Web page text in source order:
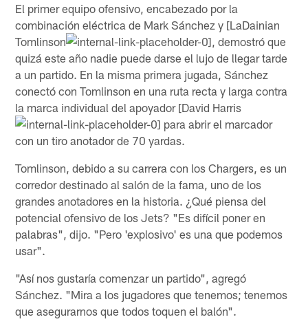
El primer equipo ofensivo, encabezado por la
combinación eléctrica de Mark Sánchez y [LaDainian
Tomlinson
, demostró que
quizá este año nadie puede darse el lujo de llegar tarde
a un partido. En la misma primera jugada, Sánchez
conectó con Tomlinson en una ruta recta y larga contra
la marca individual del apoyador [David Harris
para abrir el marcador
con un tiro anotador de 70 yardas.
Tomlinson, debido a su carrera con los Chargers, es un
corredor destinado al salón de la fama, uno de los
grandes anotadores en la historia. ¿Qué piensa del
potencial ofensivo de los Jets? "Es difícil poner en
palabras", dijo. "Pero 'explosivo' es una que podemos
usar".
"Así nos gustaría comenzar un partido", agregó
Sánchez. "Mira a los jugadores que tenemos; tenemos
que asegurarnos que todos toquen el balón".